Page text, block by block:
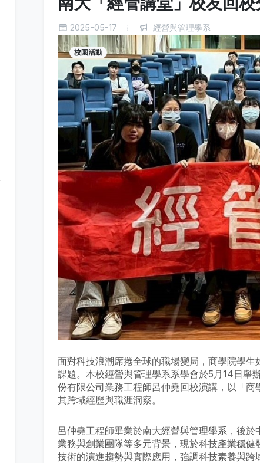
2025-05-17 經營與管理學系
校園活動
面對科技浪潮席捲全球的職場變局，商學院學
課題。本校經營與管理學系系學會於5月14日舉
份有限公司業務工程師呂仲堯回校演講，以「
其跨域經歷與職涯洞察。
呂仲堯工程師畢業於南大經營與管理學系，後
業務與創業團隊等多元背景，現於科技產業穩
技術的演進趨勢與實際應用，強調科技素養與